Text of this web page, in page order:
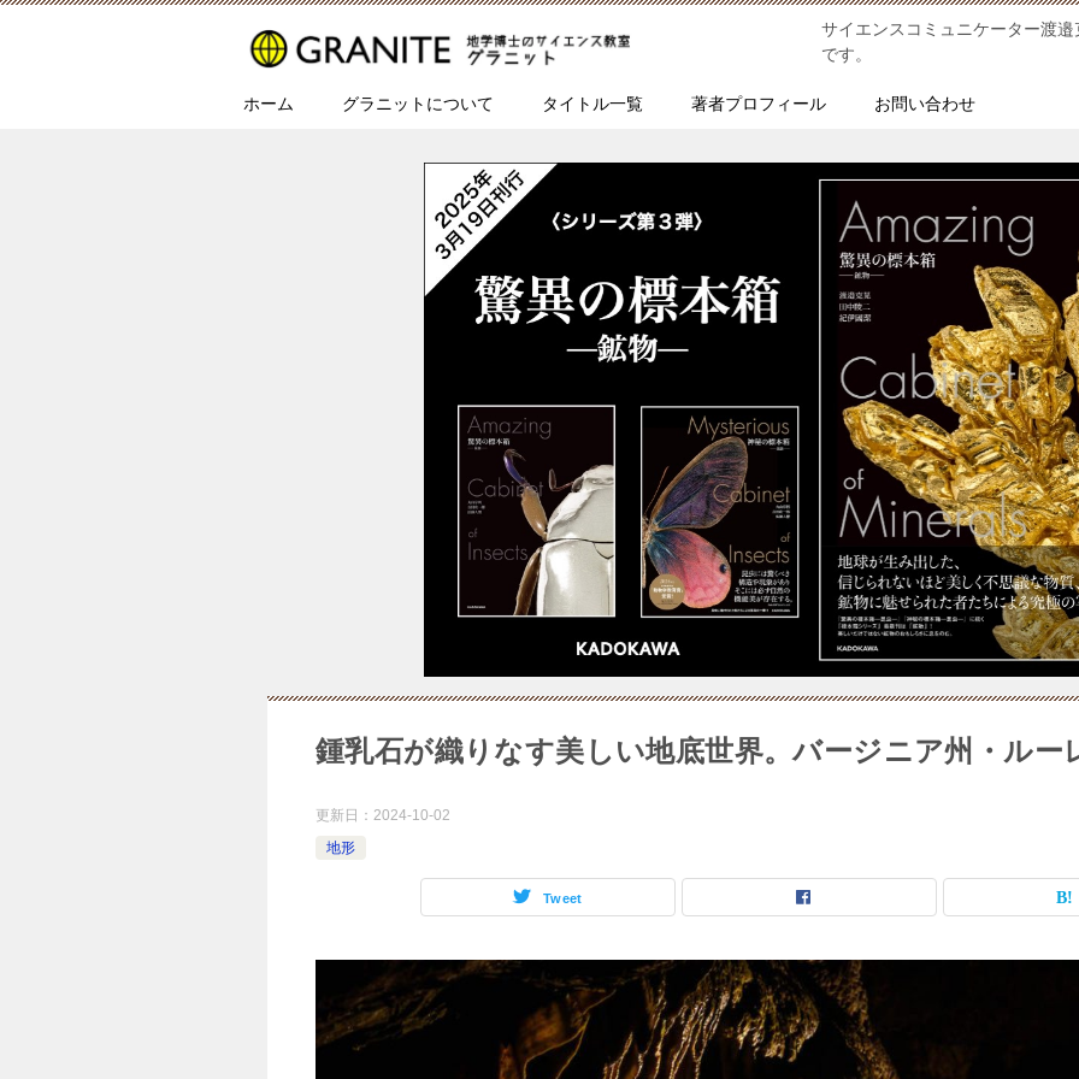
サイエンスコミュニケーター渡
です。
ホーム グラニットについて タイトル一覧 著者プロフィール お問い合わせ
鍾乳石が織りなす美しい地底世界。バージニア州・ルー
更新日： 2024-10-02
地形
Tweet